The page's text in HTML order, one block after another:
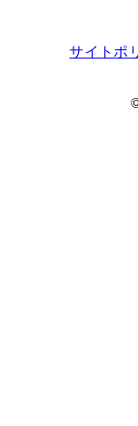
サイトポ